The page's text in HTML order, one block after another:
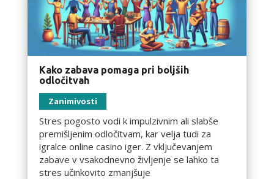
Kako zabava pomaga pri boljših
odločitvah
Zanimivosti
Stres pogosto vodi k impulzivnim ali slabše
premišljenim odločitvam, kar velja tudi za
igralce online casino iger. Z vključevanjem
zabave v vsakodnevno življenje se lahko ta
stres učinkovito zmanjšuje